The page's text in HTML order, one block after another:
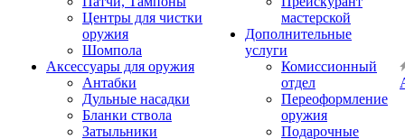
Центры для чистки
оружия
Шомпола
Аксессуары для оружия
Антабки
Дульные насадки
Бланки ствола
Затыльники
мастерской
Дополнительные
услуги
Комиссионный
отдел
Переоформление
оружия
Подарочные